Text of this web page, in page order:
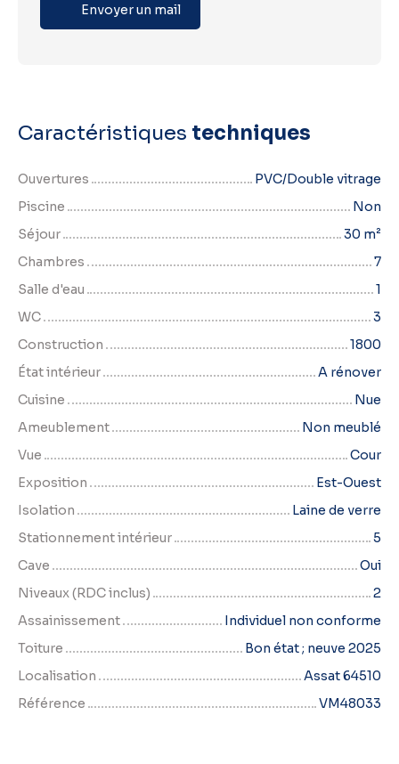
Envoyer un mail
Caractéristiques techniques
Ouvertures
PVC/Double vitrage
Piscine
Non
Séjour
30 m²
Chambres
7
Salle d'eau
1
WC
3
Construction
1800
État intérieur
A rénover
Cuisine
Nue
Ameublement
Non meublé
Vue
Cour
Exposition
Est-Ouest
Isolation
Laine de verre
Stationnement intérieur
5
Cave
Oui
Niveaux (RDC inclus)
2
Assainissement
Individuel non conforme
Toiture
Bon état ; neuve 2025
Localisation
Assat 64510
Référence
VM48033